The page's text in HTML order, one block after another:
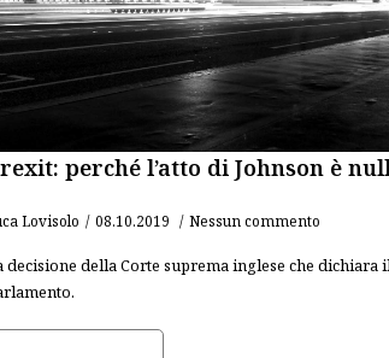
perché l’atto di Johnson è
Lovisolo 08.10.2019 Nessun commento
decisione della Corte suprema inglese che